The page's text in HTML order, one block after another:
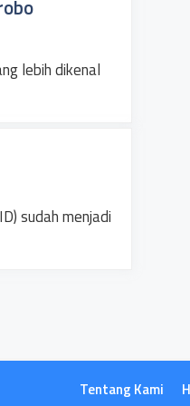
lebih dikenal
sudah menjadi
Tentang Kami